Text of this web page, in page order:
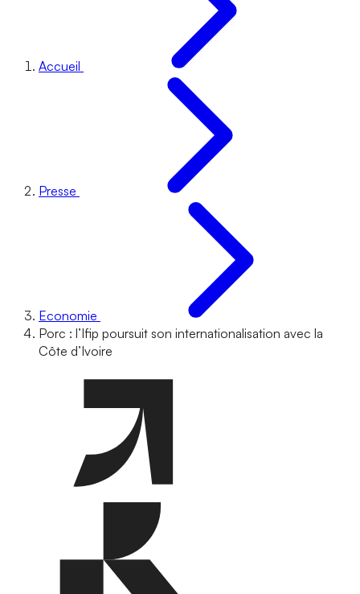
Accueil
Presse
Economie
Porc : l’Ifip poursuit son internationalisation avec la
Côte d’Ivoire